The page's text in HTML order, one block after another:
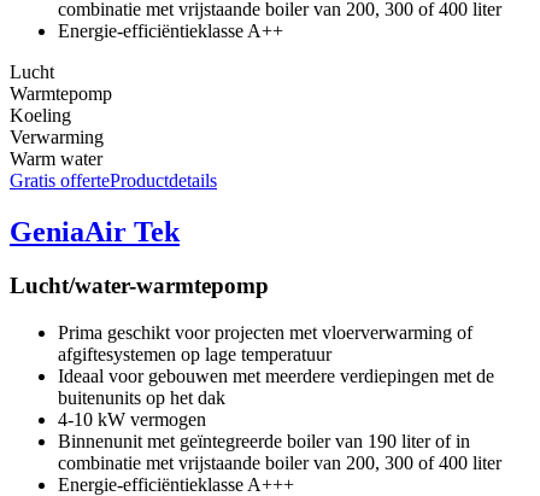
combinatie met vrijstaande boiler van 200, 300 of 400 liter
Energie-efficiëntieklasse A++
Lucht
Warmtepomp
Koeling
Verwarming
Warm water
Gratis offerteProductdetails
GeniaAir Tek
Lucht/water-warmtepomp
Prima geschikt voor projecten met vloerverwarming of
afgiftesystemen op lage temperatuur
Ideaal voor gebouwen met meerdere verdiepingen met de
buitenunits op het dak
4-10 kW vermogen
Binnenunit met geïntegreerde boiler van 190 liter of in
combinatie met vrijstaande boiler van 200, 300 of 400 liter
Energie-efficiëntieklasse A+++